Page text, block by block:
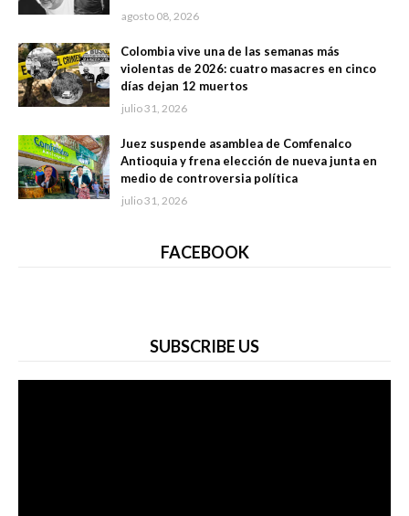
agosto 08, 2026
Colombia vive una de las semanas más
violentas de 2026: cuatro masacres en cinco
días dejan 12 muertos
julio 31, 2026
Juez suspende asamblea de Comfenalco
Antioquia y frena elección de nueva junta en
medio de controversia política
julio 31, 2026
FACEBOOK
SUBSCRIBE US